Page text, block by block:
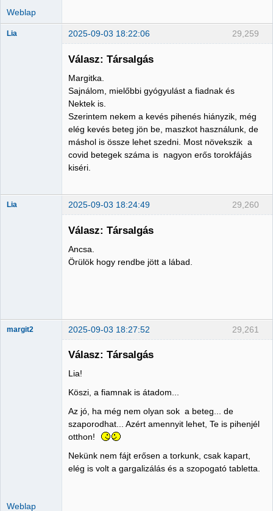
Weblap
29,259
Lia 2025-09-03 18:22:06
Válasz: Társalgás
Margitka.
Sajnálom, mielőbbi gyógyulást a fiadnak és
Nektek is.
Szerintem nekem a kevés pihenés hiányzik, még
elég kevés beteg jön be, maszkot használunk, de
máshol is össze lehet szedni. Most növekszik a
covid betegek száma is nagyon erős torokfájás
kiséri.
29,260
Lia 2025-09-03 18:24:49
Válasz: Társalgás
Ancsa.
Örülök hogy rendbe jött a lábad.
29,261
margit2 2025-09-03 18:27:52
Válasz: Társalgás
Lia!
Köszi, a fiamnak is átadom...
Az jó, ha még nem olyan sok a beteg... de
szaporodhat... Azért amennyit lehet, Te is pihenjél
otthon!
Nekünk nem fájt erősen a torkunk, csak kapart,
elég is volt a gargalizálás és a szopogató tabletta.
Weblap